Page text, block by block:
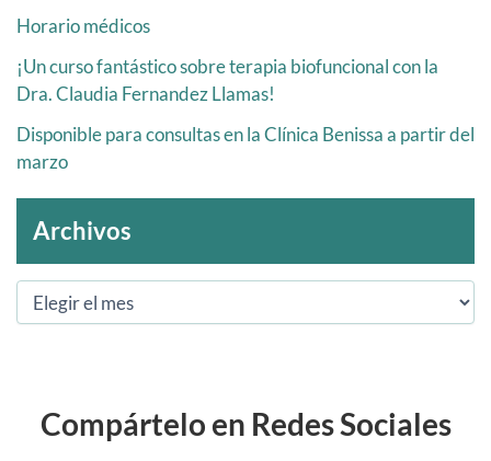
Horario médicos
¡Un curso fantástico sobre terapia biofuncional con la
Dra. Claudia Fernandez Llamas!
Disponible para consultas en la Clínica Benissa a partir del
marzo
Archivos
Compártelo en Redes Sociales